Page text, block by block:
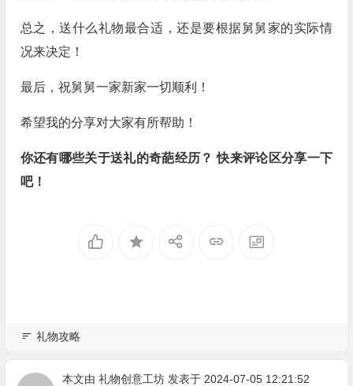
总之，送什么礼物最合适，还是要根据舅舅家的实际情
况来决定！
最后，祝舅舅一家新家一切顺利！
希望我的分享对大家有所帮助！
你还有哪些关于送礼的奇葩经历？ 快来评论区分享一下
吧！
礼物攻略
本文由 礼物创意工坊发表于 2024-07-05 12:21:52